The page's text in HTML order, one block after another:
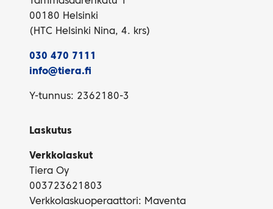
00180 Helsinki
(HTC Helsinki Nina, 4. krs)
030 470 7111
info@tiera.fi
Y-tunnus: 2362180-3
Laskutus
Verkkolaskut
Tiera Oy
003723621803
Verkkolaskuoperaattori: Maventa